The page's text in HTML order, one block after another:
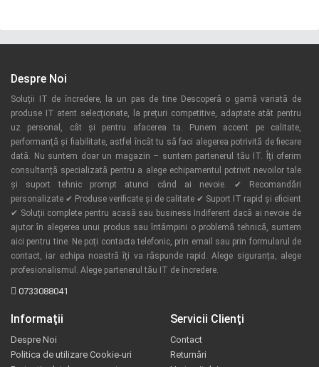
Despre Noi
Soluții IT de încredere, la un pas de tine Descoperă o gamă variată de
produse IT atent selecționate, la prețuri competitive, adaptate atât pentru
uz personal, cât și pentru afacerea ta. Punem accent pe calitate,
performanță și fiabilitate, astfel încât tu să faci alegerea potrivită de fiecare
dată. Nu suntem doar un magazin – suntem partenerul tău IT. Îți oferim
consultanță specializată pentru a alege echipamentul potrivit nevoilor tale
și suport tehnic prompt atunci când ai nevoie. ✔ Recomandări
personalizate ✔ Produse verificate și de calitate ✔ Suport IT rapid și eficient
✔ Soluții complete pentru acasă sau business Indiferent dacă ai nevoie de
ajutor în alegerea unui produs sau întâmpini o problemă tehnică, suntem
aici pentru tine. Ne poți contacta telefonic, prin email sau prin formularul de
contact, iar echipa noastră îți va răspunde rapid. Alege siguranța, alege
profesionalismul. Alege partenerul tău IT de încredere.
0733088041
Informaţii
Despre Noi
Politica de utilizare Cookie-uri
Servicii Clienţi
Contact
Returnări